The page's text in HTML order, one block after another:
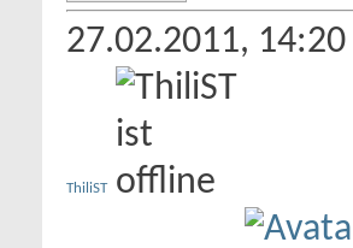
27.02.2011, 14:20
ThiliST